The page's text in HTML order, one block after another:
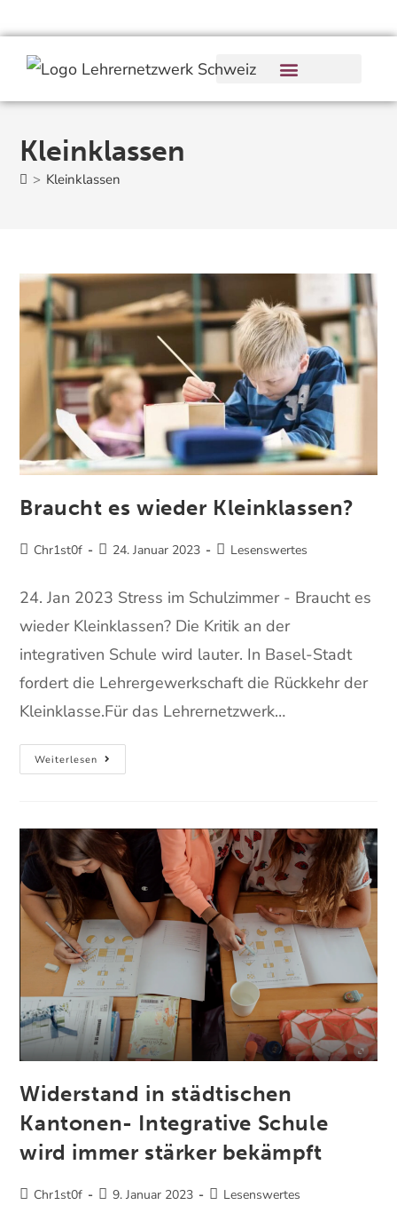
Kleinklassen
> Kleinklassen
Braucht es wieder Kleinklassen?
Chr1st0f 24. Januar 2023 Lesenswertes
24. Jan 2023 Stress im Schulzimmer - Braucht es
wieder Kleinklassen? Die Kritik an der
integrativen Schule wird lauter. In Basel-Stadt
fordert die Lehrergewerkschaft die Rückkehr der
Kleinklasse.Für das Lehrernetzwerk…
Weiterlesen
Widerstand in städtischen
Kantonen- Integrative Schule
wird immer stärker bekämpft
Chr1st0f 9. Januar 2023 Lesenswertes